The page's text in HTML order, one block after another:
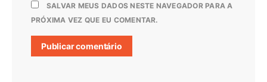
SALVAR MEUS DADOS NESTE NAVEGADOR PARA A
PRÓXIMA VEZ QUE EU COMENTAR.